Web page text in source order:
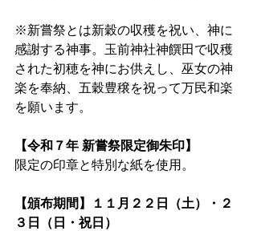
※新嘗祭とは新穀の収穫を祝い、神に
感謝する神事。玉前神社神饌田で収穫
された初穂を神にお供えし、巫女の神
楽を奉納、五穀豊穣を祝って万民和楽
を願います。
【令和７年 新嘗祭限定御朱印】
⁠限定の印章と特別な紙を使用。
【頒布期間】１１月２２日（土）・２
３日（日・祝日）